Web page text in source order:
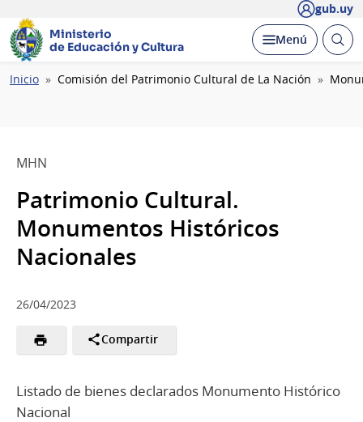
gub.uy
Ministerio
de Educación y Cultura
Desplegar
Menú Abrir
Ruta
Inicio Comisión del Patrimonio Cultural de La Nación
MHN
Patrimonio Cultural.
Monumentos Históricos
Nacionales
26/04/2023
Compartir
Listado de bienes declarados Monumento Histórico
Nacional